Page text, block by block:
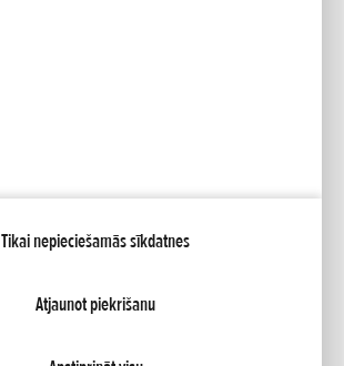
Tikai nepieciešamās sīkdatnes
Atjaunot piekrišanu
Mana Honda